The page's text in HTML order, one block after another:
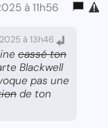
à 11h56
à 13h46
cassé ton
Blackwell
pas une
de ton